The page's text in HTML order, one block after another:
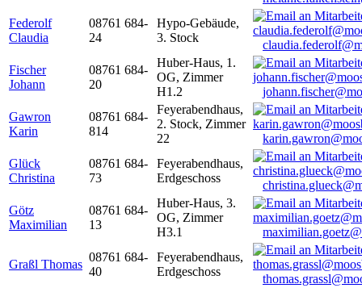
Federolf
Claudia
08761 684-
24
Hypo-Gebäude,
3. Stock
Fischer
Johann
08761 684-
20
Huber-Haus, 1.
OG, Zimmer
H1.2
Gawron
Karin
08761 684-
814
Feyerabendhaus,
2. Stock, Zimmer
22
Glück
Christina
08761 684-
73
Feyerabendhaus,
Erdgeschoss
Götz
Maximilian
08761 684-
13
Huber-Haus, 3.
OG, Zimmer
H3.1
Graßl Thomas
08761 684-
40
Feyerabendhaus,
Erdgeschoss